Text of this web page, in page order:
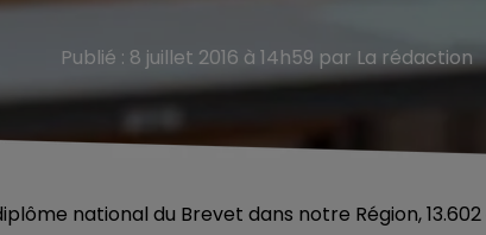
Publié : 8 juillet 2016 à 14h59 par La rédaction
national du Brevet dans notre Région,